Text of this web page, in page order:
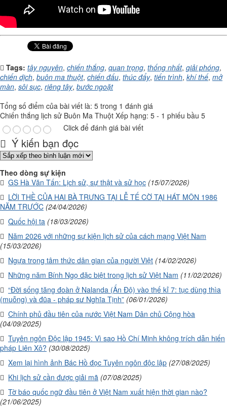
Tags: tây nguyên, chiến thắng, quan trọng, thống nhất, giải phóng,
chiến dịch, buôn ma thuột, chiến đấu, thúc đẩy, tiến trình, khí thế, mở
màn, sôi sục, riêng tây, bước ngoặt
Tổng số điểm của bài viết là: 5 trong 1 đánh giá
Chiến thắng lịch sử Buôn Ma Thuột Xếp hạng: 5 - 1 phiếu bầu 5
Click để đánh giá bài viết
Ý kiến bạn đọc
Theo dòng sự kiện
GS Hà Văn Tấn: Lịch sử, sự thật và sử học (15/07/2026)
LỜI THỀ CỦA HAI BÀ TRƯNG TẠI LỄ TẾ CỜ TẠI HÁT MÔN 1986
NĂM TRƯỚC (24/04/2026)
Quốc hội ta (18/03/2026)
Năm 2026 với những sự kiện lịch sử của cách mạng Việt Nam
(15/03/2026)
Ngựa trong tâm thức dân gian của người Việt (14/02/2026)
Những năm Bính Ngọ đặc biệt trong lịch sử Việt Nam (11/02/2026)
“Đời sống tăng đoàn ở Nalanda (Ấn Độ) vào thế kỉ 7: tục dùng thìa
(muỗng) và đũa - pháp sư Nghĩa Tịnh” (06/01/2026)
Chính phủ đầu tiên của nước Việt Nam Dân chủ Cộng hòa
(04/09/2025)
Tuyên ngôn Độc lập 1945: Vì sao Hồ Chí Minh không trích dẫn hiến
pháp Liên Xô? (30/08/2025)
Xem lại hình ảnh Bác Hồ đọc Tuyên ngôn độc lập (27/08/2025)
Khi lịch sử cần được giải mã (07/08/2025)
Tờ báo quốc ngữ đầu tiên ở Việt Nam xuất hiện thời gian nào?
(21/06/2025)